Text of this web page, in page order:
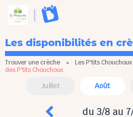
Les disponibilités en
Trouver une crèche » Les P'tits Chouchoux
des P'tits Chouchoux
Juillet Août
du 3/8 au